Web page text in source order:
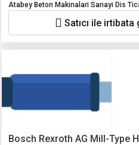
Atabey Beton Makinalari Sanayi Dis
Satıcı ile irtibata
Bosch Rexroth AG Mill-Type